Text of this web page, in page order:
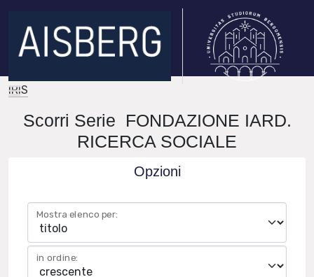
IRIS
Scorri Serie FONDAZIONE IARD.
RICERCA SOCIALE
Opzioni
Mostra elenco per:
in ordine: